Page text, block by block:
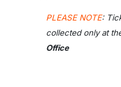
PLEASE NOTE:
collected only at
Office